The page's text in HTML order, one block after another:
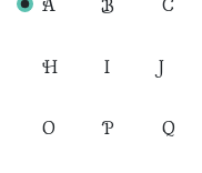
A B C
H I J
O P Q